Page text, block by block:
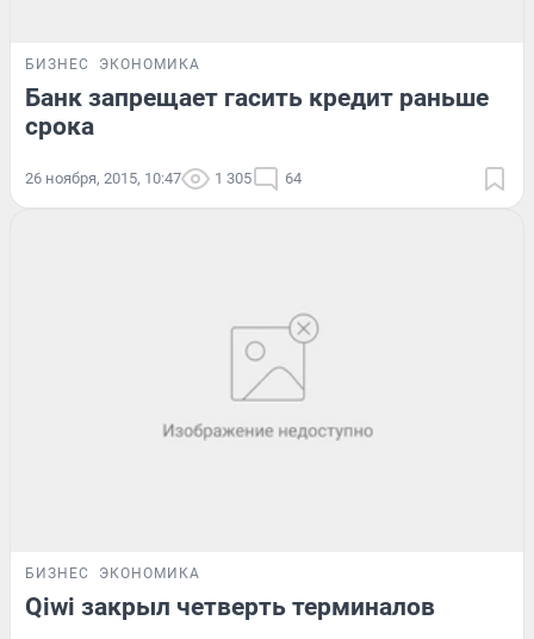
БИЗНЕС ЭКОНОМИКА
Банк запрещает гасить кредит раньше
срока
26 ноября, 2015, 10:47 1 305 64
БИЗНЕС ЭКОНОМИКА
Qiwi закрыл четверть терминалов